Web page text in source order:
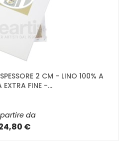
2 CM - LINO 100% A
EXTRA FINE -...
da
€